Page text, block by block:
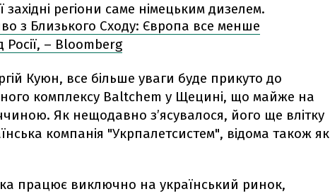
західні регіони саме німецьким дизелем.
з Близького Сходу: Європа все менше
Росії, – Bloomberg
Куюн, все більше уваги буде прикуто до
комплексу Baltchem у Щецині, що майже на
Як нещодавно з’ясувалося, його ще влітку
компанія "Укрпалетсистем", відома також як
працює виключно на український ринок,